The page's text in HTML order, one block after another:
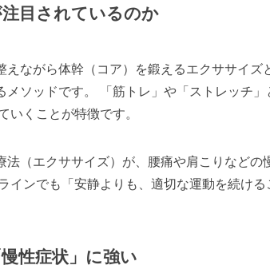
目されているのか
えながら体幹（コア）を鍛えるエクササイ
ソッドです。 「筋トレ」や「ストレッチ
くことが特徴です。
（エクササイズ）が、腰痛や肩こりなど
インでも「安静よりも、適切な運動を続ける
性症状」に強い